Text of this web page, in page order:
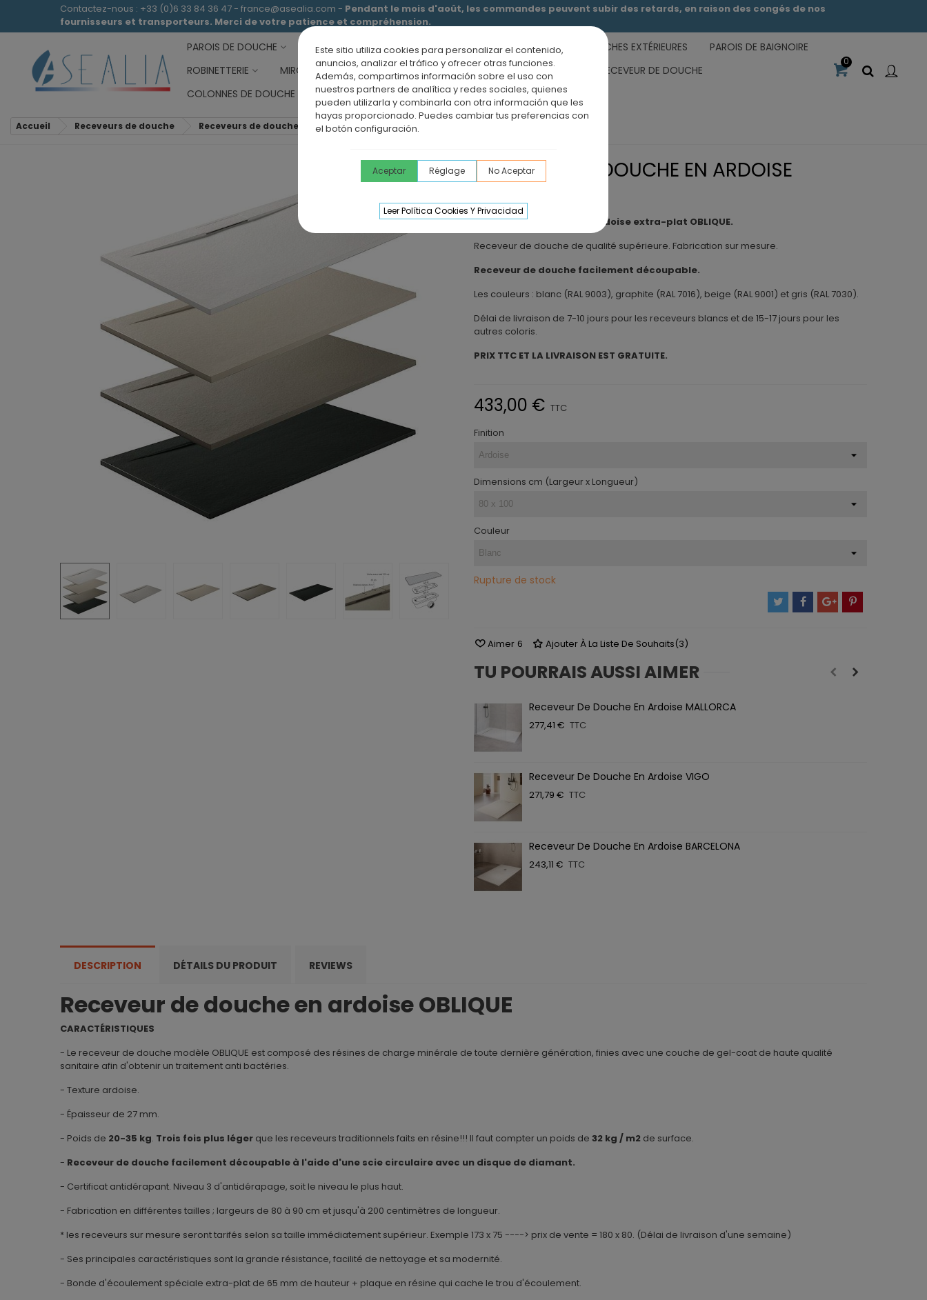
Este sitio utiliza cookies para personalizar el contenido,
anuncios, analizar el tráfico y ofrecer otras funciones.
Además, compartimos información sobre el uso con
nuestros partners de analítica y redes sociales, quienes
pueden utilizarla y combinarla con otra información que les
hayas proporcionado. Puedes cambiar tus preferencias con
el botón configuración.
Aceptar Réglage No Aceptar
Leer Política Cookies Y Privacidad
Contactez-nous : +33 (0)6 33 84 36 47 - france@asealia.com - Pendant le mois d'août, les commandes peuvent subir des retards, en raison des congés de nos
fournisseurs et transporteurs. Merci de votre patience et compréhension.
PAROIS DE DOUCHE RECEVEURS DE DOUCHE MEUBLES SALLE DE BAIN DOUCHES EXTÉRIEURES
PAROIS DE BAIGNOIRE
ROBINETTERIE
MIROIRS DE SALLE DE BAIN PANNEAUX MURAUX
OFFRE PAROI + RECEVEUR DE DOUCHE
COLONNES DE DOUCHE
ÉVIERS DE CUISINE BLOG
0
Accueil Receveurs de douche Receveurs de douche en ardoise Receveur de douche en ardoise OBLIQUE
RECEVEUR DE DOUCHE EN ARDOISE
Receveur de douche en ardoise extra-plat OBLIQUE.
Receveur de douche de qualité supérieure. Fabrication sur mesure.
Receveur de douche facilement découpable.
Les couleurs : blanc (RAL 9003), graphite (RAL 7016), beige (RAL 9001) et gris (RAL 7030).
Délai de livraison de 7-10 jours pour les receveurs blancs et de 15-17 jours pour les
autres coloris.
PRIX TTC ET LA LIVRAISON EST GRATUITE.
433,00 € TTC
Finition
Dimensions cm (Largeur x Longueur)
Couleur
Rupture de stock
Aimer 6 Ajouter À La Liste De Souhaits(3)
TU POURRAIS AUSSI AIMER
Receveur De Douche En Ardoise MALLORCA
277,41 € TTC
Receveur De Douche En Ardoise VIGO
271,79 € TTC
Receveur De Douche En Ardoise BARCELONA
243,11 € TTC
DESCRIPTION DÉTAILS DU PRODUIT REVIEWS
Receveur de douche en ardoise OBLIQUE
CARACTÉRISTIQUES
- Le receveur de douche modèle OBLIQUE est composé des résines de charge minérale de toute dernière génération, finies avec une couche de gel-coat de haute qualité
sanitaire afin d'obtenir un traitement anti bactéries.
- Texture ardoise.
- Épaisseur de 27 mm.
- Poids de 20-35 kg. Trois fois plus léger que les receveurs traditionnels faits en résine!!! Il faut compter un poids de 32 kg / m2 de surface.
- Receveur de douche facilement découpable à l'aide d'une scie circulaire avec un disque de diamant.
- Certificat antidérapant. Niveau 3 d'antidérapage, soit le niveau le plus haut.
- Fabrication en différentes tailles ; largeurs de 80 à 90 cm et jusqu'à 200 centimètres de longueur.
* les receveurs sur mesure seront tarifés selon sa taille immédiatement supérieur. Exemple 173 x 75 ----> prix de vente = 180 x 80. (Délai de livraison d'une semaine)
- Ses principales caractéristiques sont la grande résistance, facilité de nettoyage et sa modernité.
- Bonde d'écoulement spéciale extra-plat de 65 mm de hauteur + plaque en résine qui cache le trou d'écoulement.